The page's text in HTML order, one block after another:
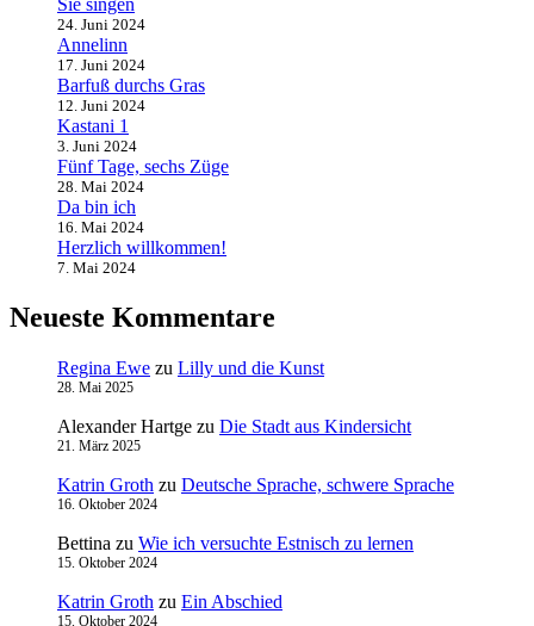
Sie singen
24. Juni 2024
Annelinn
17. Juni 2024
Barfuß durchs Gras
12. Juni 2024
Kastani 1
3. Juni 2024
Fünf Tage, sechs Züge
28. Mai 2024
Da bin ich
16. Mai 2024
Herzlich willkommen!
7. Mai 2024
Neueste Kommentare
Regina Ewe zu Lilly und die Kunst
28. Mai 2025
Alexander Hartge zu Die Stadt aus Kindersicht
21. März 2025
Katrin Groth zu Deutsche Sprache, schwere Sprache
16. Oktober 2024
Bettina zu Wie ich versuchte Estnisch zu lernen
15. Oktober 2024
Katrin Groth zu Ein Abschied
15. Oktober 2024